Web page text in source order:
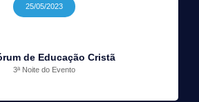
25/05/2023
de Educação Cristã
3ª Noite do Evento